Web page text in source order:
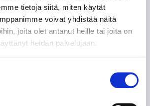
tietoja siitä, miten käytät
voivat yhdistää näitä
joita olet antanut heille tai joita on
heidän palvelujaan.
188 MINUUTTIA JULKISUUTTA
TARINA TAKAVUOSILTA